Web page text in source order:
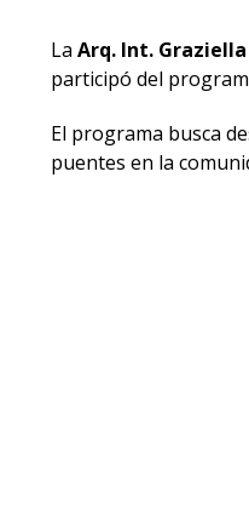
La Arq. Int.
participó del
El programa busca
puentes en la